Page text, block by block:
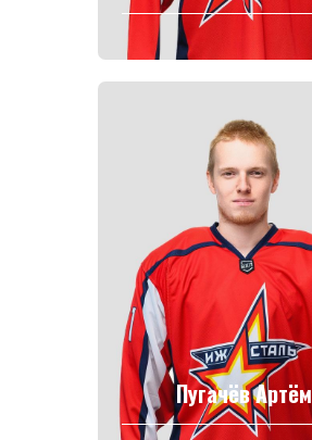
Пугачёв Артём
Политика конфиденциальности
Согласие на обработку персональных данных